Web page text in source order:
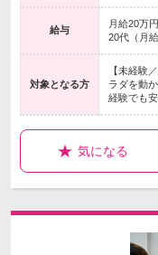
給与
月給20万
20代（月
対象となる方
【未経験
ラダを動
経験でも
気になる